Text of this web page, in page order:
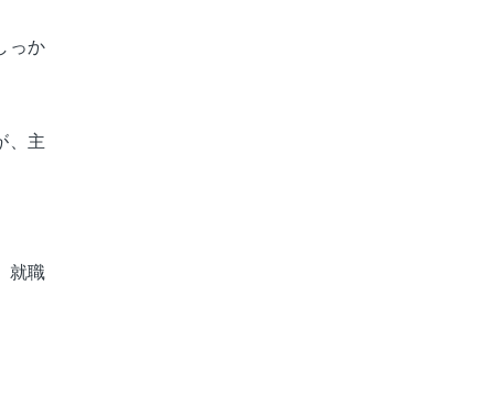
っか
、主
就職